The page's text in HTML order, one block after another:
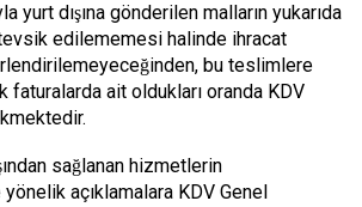
yurt dışına gönderilen malların yukarıda
tevsik edilememesi halinde ihracat
bu teslimlere
faturalarda ait oldukları oranda KDV
sağlanan hizmetlerin
açıklamalara KDV Genel